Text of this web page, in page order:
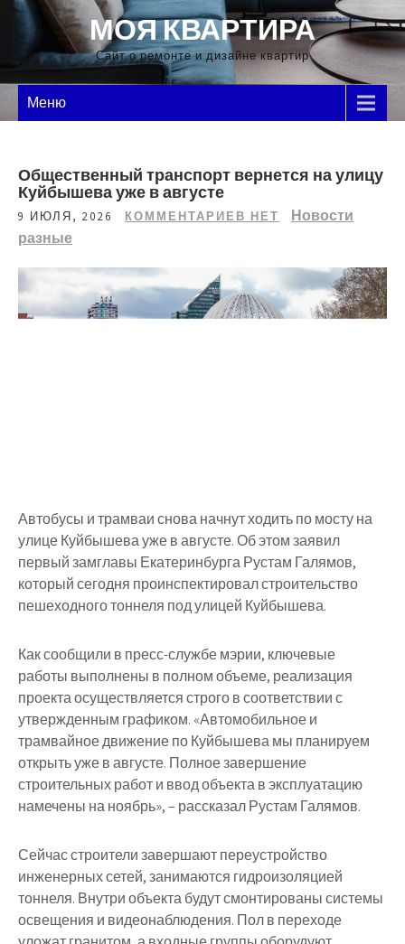
Перейти
содержимому
МОЯ КВАРТИРА
Сайт о ремонте и дизайне квартир
Меню
Общественный транспорт вернется на улицу
Куйбышева уже в августе
9 ИЮЛЯ, 2026 КОММЕНТАРИЕВ НЕТ
Новости
разные
Автобусы и трамваи снова начнут ходить по мосту на
улице Куйбышева уже в августе. Об этом заявил
первый замглавы Екатеринбурга Рустам Галямов,
который сегодня проинспектировал строительство
пешеходного тоннеля под улицей Куйбышева.
Как сообщили в пресс-службе мэрии, ключевые
работы выполнены в полном объеме, реализация
проекта осуществляется строго в соответствии с
утвержденным графиком. «Автомобильное и
трамвайное движение по Куйбышева мы планируем
открыть уже в августе. Полное завершение
строительных работ и ввод объекта в эксплуатацию
намечены на ноябрь», – рассказал Рустам Галямов.
Сейчас строители завершают переустройство
инженерных сетей, занимаются гидроизоляцией
тоннеля. Внутри объекта будут смонтированы системы
освещения и видеонаблюдения. Пол в переходе